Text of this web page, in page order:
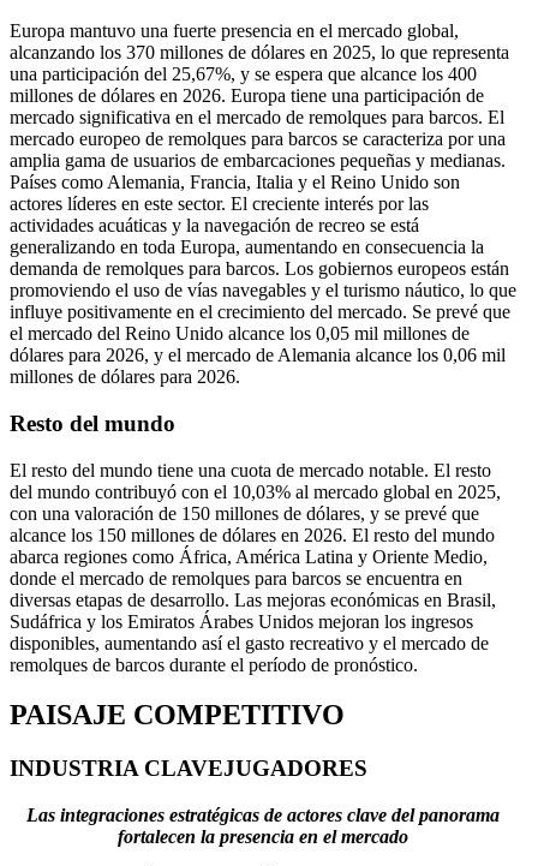
Europa mantuvo una fuerte presencia en el mercado global,
alcanzando los 370 millones de dólares en 2025, lo que representa
una participación del 25,67%, y se espera que alcance los 400
millones de dólares en 2026. Europa tiene una participación de
mercado significativa en el mercado de remolques para barcos. El
mercado europeo de remolques para barcos se caracteriza por una
amplia gama de usuarios de embarcaciones pequeñas y medianas.
Países como Alemania, Francia, Italia y el Reino Unido son
actores líderes en este sector. El creciente interés por las
actividades acuáticas y la navegación de recreo se está
generalizando en toda Europa, aumentando en consecuencia la
demanda de remolques para barcos. Los gobiernos europeos están
promoviendo el uso de vías navegables y el turismo náutico, lo que
influye positivamente en el crecimiento del mercado. Se prevé que
el mercado del Reino Unido alcance los 0,05 mil millones de
dólares para 2026, y el mercado de Alemania alcance los 0,06 mil
millones de dólares para 2026.
Resto del mundo
El resto del mundo tiene una cuota de mercado notable. El resto
del mundo contribuyó con el 10,03% al mercado global en 2025,
con una valoración de 150 millones de dólares, y se prevé que
alcance los 150 millones de dólares en 2026. El resto del mundo
abarca regiones como África, América Latina y Oriente Medio,
donde el mercado de remolques para barcos se encuentra en
diversas etapas de desarrollo. Las mejoras económicas en Brasil,
Sudáfrica y los Emiratos Árabes Unidos mejoran los ingresos
disponibles, aumentando así el gasto recreativo y el mercado de
remolques de barcos durante el período de pronóstico.
PAISAJE COMPETITIVO
INDUSTRIA CLAVEJUGADORES
Las integraciones estratégicas de actores clave del panorama
fortalecen la presencia en el mercado